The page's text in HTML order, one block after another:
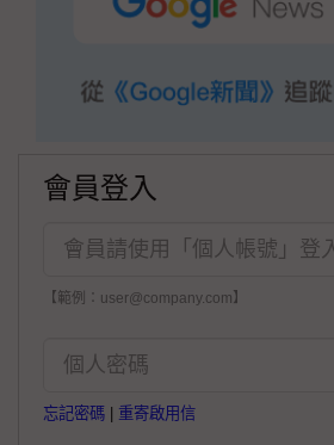
會員登入
【範例：user@company.com】
忘記密碼 重寄啟用信